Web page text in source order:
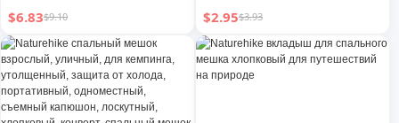
защиты от холода в офисе
во время обеденного
перерыва
$6.83$9.10
портативный флисовый
спальный мешок
$2.95$3.93